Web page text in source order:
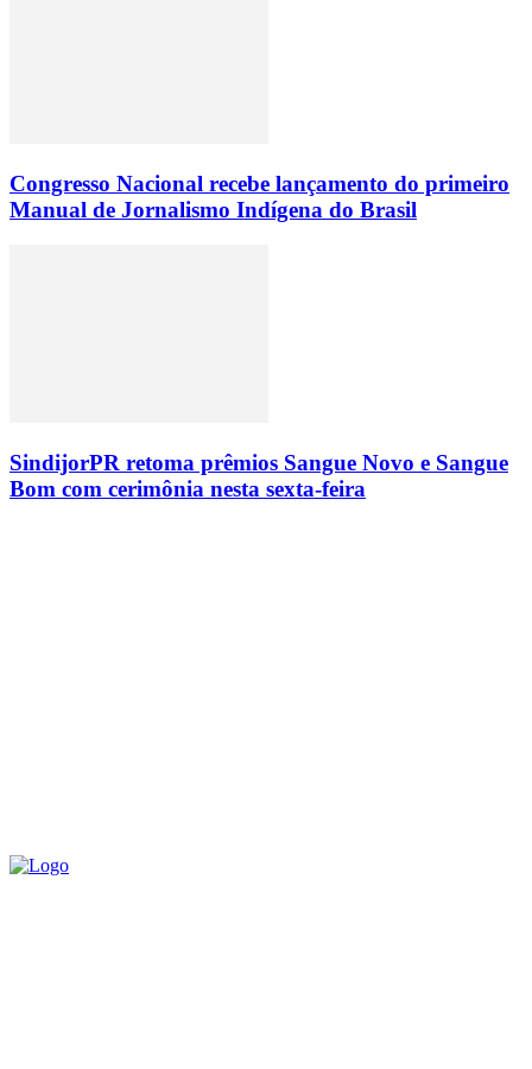
Congresso Nacional recebe lançamento do primeiro
Manual de Jornalismo Indígena do Brasil
SindijorPR retoma prêmios Sangue Novo e Sangue
Bom com cerimônia nesta sexta-feira